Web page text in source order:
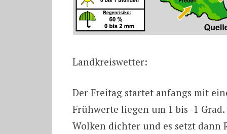
Landkreiswetter:
Der Freitag startet anfangs mit
Frühwerte liegen um 1 bis -1
Wolken dichter und es setzt dann